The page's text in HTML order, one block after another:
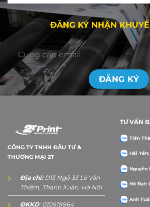
ĐĂNG KÝ NHẬN
CÔNG TY TNHH ĐẦU TƯ &
THƯƠNG MẠI 2T
Địa chỉ:D13 Ngõ 33 Lê Văn
Thiêm, Thanh Xuân, Hà Nội
ĐKKD: 010818864
TƯ VẤN
Tiến
Hải Yến:
Nguyễn
Hồ Đạt:
Anh